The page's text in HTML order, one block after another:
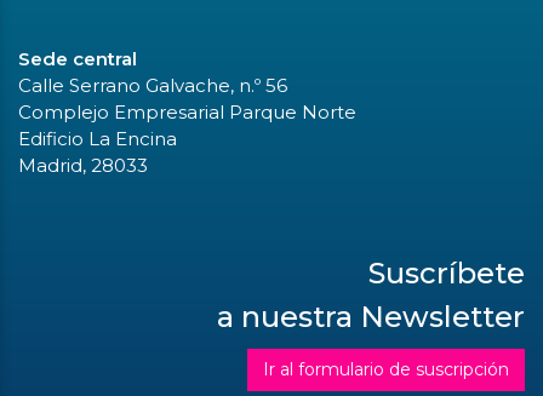
Sede central
Calle Serrano Galvache, n.º 56
Complejo Empresarial Parque Norte
Edificio La Encina
Madrid, 28033
Suscríbete
a nuestra Newsletter
Ir al formulario de suscripción